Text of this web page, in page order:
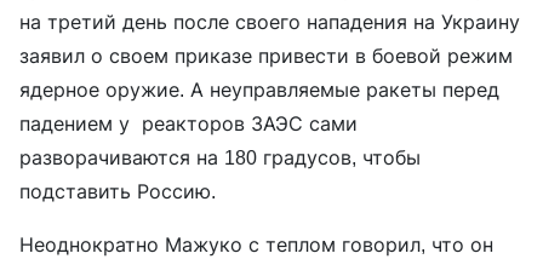
на третий день после своего нападения на Украину
заявил о своем приказе привести в боевой режим
ядерное оружие. А неуправляемые ракеты перед
падением у реакторов ЗАЭС сами
разворачиваются на 180 градусов, чтобы
подставить Россию.
Неоднократно Мажуко с теплом говорил, что он